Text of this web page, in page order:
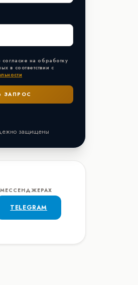
на обработку
в соответствии с
защищены
TELEGRAM